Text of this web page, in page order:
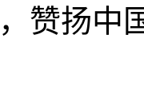
赞扬中